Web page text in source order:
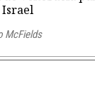
McFields